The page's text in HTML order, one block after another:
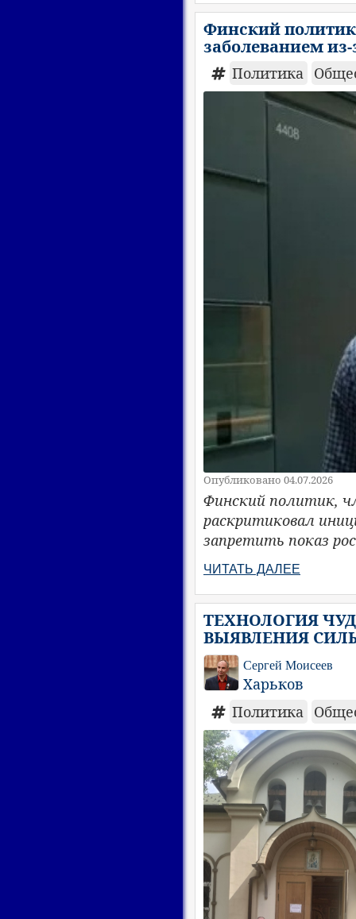
Финский
заболеванием
Политика
Опубликовано 04.07.2026
Финский политик,
раскритиковал
запретить показ
ЧИТАТЬ ДАЛЕЕ
ТЕХНОЛОГИЯ
ВЫЯВЛЕНИЯ
Сергей Моисеев
Харьков
Политика